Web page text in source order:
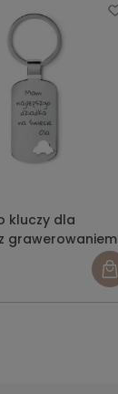
kluczy dla
grawerowaniem